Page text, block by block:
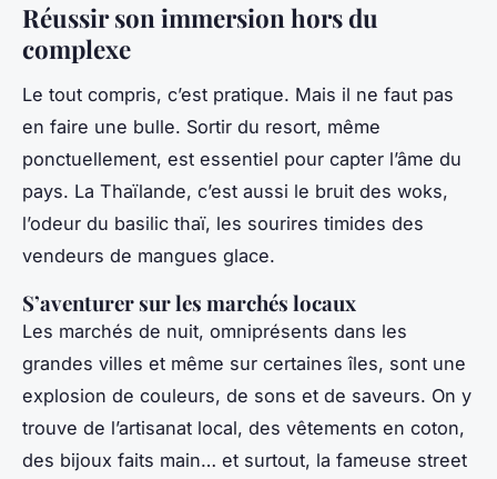
Réussir son immersion hors du
complexe
Le tout compris, c’est pratique. Mais il ne faut pas
en faire une bulle. Sortir du resort, même
ponctuellement, est essentiel pour capter l’âme du
pays. La Thaïlande, c’est aussi le bruit des woks,
l’odeur du basilic thaï, les sourires timides des
vendeurs de mangues glace.
S’aventurer sur les marchés locaux
Les marchés de nuit, omniprésents dans les
grandes villes et même sur certaines îles, sont une
explosion de couleurs, de sons et de saveurs. On y
trouve de l’artisanat local, des vêtements en coton,
des bijoux faits main… et surtout, la fameuse street